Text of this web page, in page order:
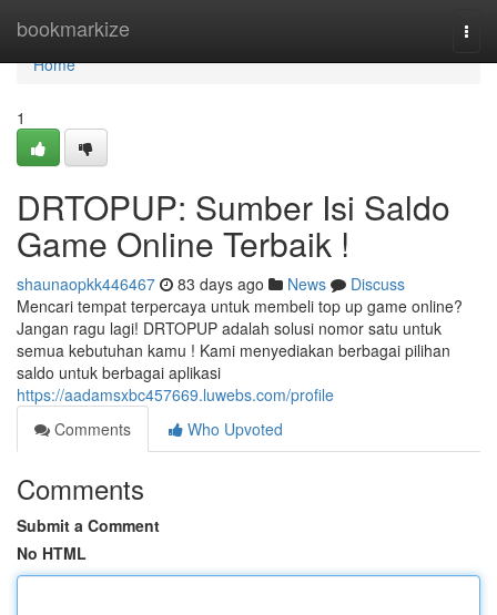
bookmarkize
Home
Home
1
DRTOPUP: Sumber Isi Saldo
Game Online Terbaik !
shaunaopkk446467 83 days ago News
Discuss
Mencari tempat terpercaya untuk membeli top up game online?
Jangan ragu lagi! DRTOPUP adalah solusi nomor satu untuk
semua kebutuhan kamu ! Kami menyediakan berbagai pilihan
saldo untuk berbagai aplikasi
https://aadamsxbc457669.luwebs.com/profile
Comments
Who Upvoted
Comments
Submit a Comment
No HTML